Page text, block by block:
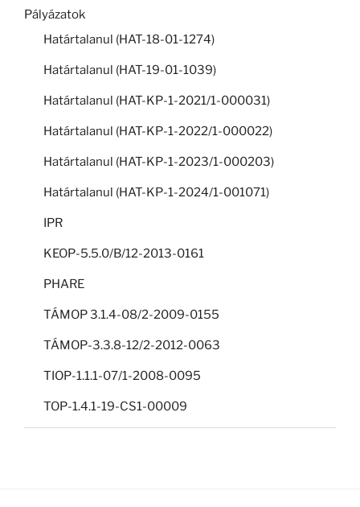
Pályázatok
Határtalanul (HAT-18-01-1274)
Határtalanul (HAT-19-01-1039)
Határtalanul (HAT-KP-1-2021/1-000031)
Határtalanul (HAT-KP-1-2022/1-000022)
Határtalanul (HAT-KP-1-2023/1-000203)
Határtalanul (HAT-KP-1-2024/1-001071)
IPR
KEOP-5.5.0/B/12-2013-0161
PHARE
TÁMOP 3.1.4-08/2-2009-0155
TÁMOP-3.3.8-12/2-2012-0063
TIOP-1.1.1-07/1-2008-0095
TOP-1.4.1-19-CS1-00009